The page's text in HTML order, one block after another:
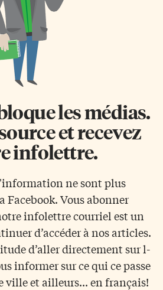
les médias.
et recevez
infolettre.
ne sont plus
Facebook. Vous abonner
infolettre courriel est un
d’accéder à nos articles.
d’aller directement sur l-
informer sur ce qui ce passe
ville et ailleurs... en français!